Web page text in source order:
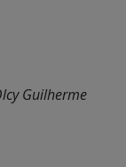
Guilherme